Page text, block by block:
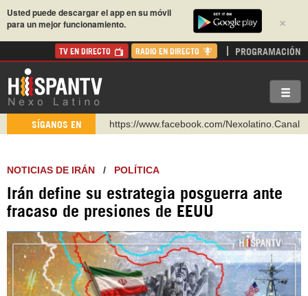
×
Usted puede descargar el app en su móvil
para un mejor funcionamiento.
TV EN DIRECTO RADIO EN DIRECTO PROGRAMACIÓN
SÍGANOS EN https://www.facebook.com/Nexolatino.Canal
https://www.youtube.com/@nexo_latino
https://t.me/hispantvcanal
https://urmedium.com/c/hispantv
WhatsApp y Viber: +98 921 79 29 404
Instagram como: hispan_tv
NOTICIAS DE IRÁN / POLÍTICA
Irán define su estrategia posguerra ante
fracaso de presiones de EEUU